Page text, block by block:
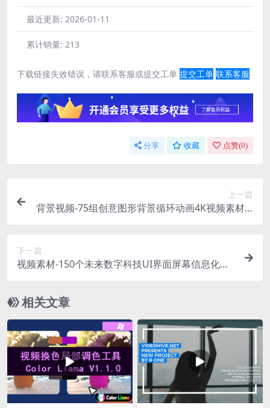
最近更新: 2026-01-11
累计销量: 213
下载链接失效错误，请联系客服或提交工单 提交工单 联系客服
分享 收藏 点赞(0)
上一篇
背景视频-75组创意图形背景循环动画4K视频素材 B
下一篇
视频素材-150个未来数字科技UI界面屏幕信息化数
相关文章